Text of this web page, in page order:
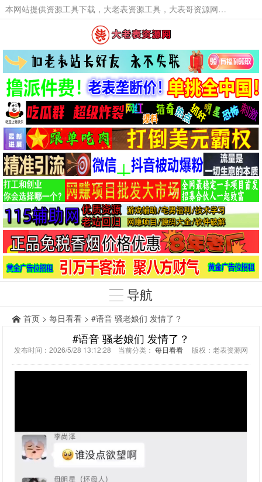
本网站提供资源工具下载，大老表资源工具，大表哥资源网软件工具，大老表资源下载，活动线报福利资源分享,活动线报，大型网游经典游戏，网络热门技术游戏辅助交流与分享。
导航
首页 > 每日看看 > #语音 骚老娘们 发情了？
#语音 骚老娘们 发情了？
发布时间：2026/5/28 13:12:28 当前分类： 每日看看 版权：老表资源网